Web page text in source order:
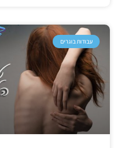
עבודות בוגרים